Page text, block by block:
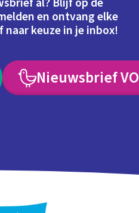
en ontvang elke
keuze in je inbox!
Nieuwsbrief VO